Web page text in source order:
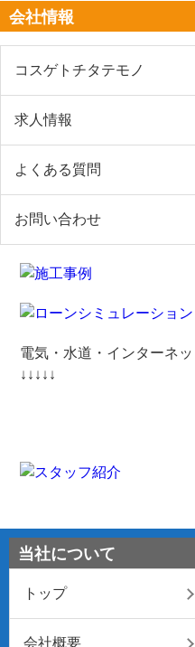
会社情報
コスゲトチタテモノ
求人情報
よくある質問
お問い合わせ
電気・水道・インターネ
↓↓↓↓↓
当社について
トップ
会社概要